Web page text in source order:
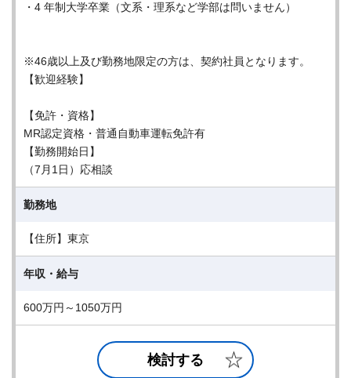
・4 年制大学卒業（文系・理系など学部は問いません）
※46歳以上及び勤務地限定の方は、契約社員となります。
【歓迎経験】
【免許・資格】
MR認定資格・普通自動車運転免許有
【勤務開始日】
（7月1日）応相談
勤務地
【住所】東京
年収・給与
600万円～1050万円
検討する